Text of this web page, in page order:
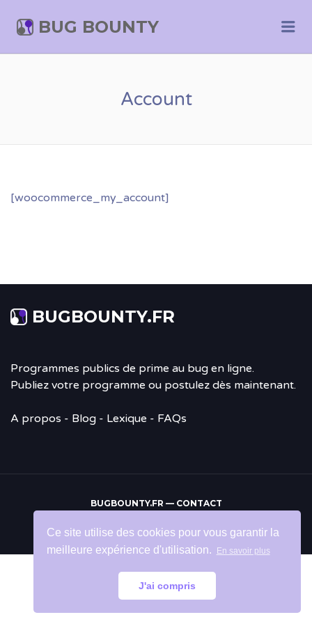
Ce site utilise des cookies pour vous garantir la
meilleure expérience d'utilisation.
En savoir plus
J'ai compris
BUG BOUNTY
Account
[woocommerce_my_account]
BUGBOUNTY.FR
Programmes publics de prime au bug en ligne.
Publiez votre programme ou postulez dès maintenant.
A propos - Blog - Lexique - FAQs
BUGBOUNTY.FR — CONTACT
en